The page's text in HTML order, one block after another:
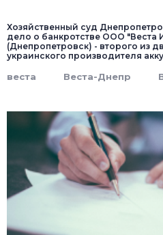
Хозяйственный суд
дело о банкротстве ООО "Веста
(Днепропетровск) - второго из
украинского производителя
веста Веста-Днепр